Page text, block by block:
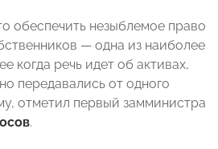
обеспечить незыблемое право
— одна из наиболее
когда речь идет об активах,
передавались от одного
отметил первый замминистра
.